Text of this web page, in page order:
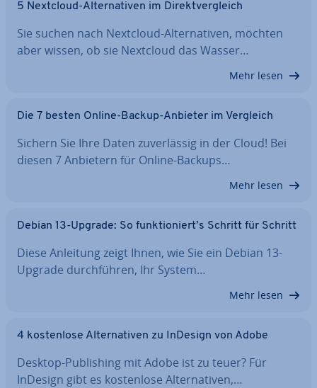
5 Nextcloud-Al­ter­na­ti­ven im Di­rekt­ver­gleich
Sie suchen nach Nextcloud-Al­ter­na­ti­ven, möchten
aber wissen, ob sie Nextcloud das Wasser…
Mehr lesen
Die 7 besten Online-Backup-Anbieter im Vergleich
Sichern Sie Ihre Daten zu­ver­läs­sig in der Cloud! Bei
diesen 7 Anbietern für Online-Backups…
Mehr lesen
Debian 13-Upgrade: So funk­tio­niert’s Schritt für Schritt
Diese Anleitung zeigt Ihnen, wie Sie ein Debian 13-
Upgrade durch­füh­ren, Ihr System…
Mehr lesen
4 kos­ten­lo­se Al­ter­na­ti­ven zu InDesign von Adobe
Desktop-Pu­bli­shing mit Adobe ist zu teuer? Für
InDesign gibt es kos­ten­lo­se Al­ter­na­ti­ven,…